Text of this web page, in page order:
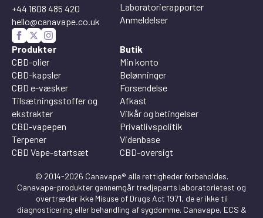
+44 1608 485 420
hello@canavape.co.uk
Laboratorierapporter
Anmeldelser
Produkter
CBD-olier
CBD-kapsler
CBD e-væsker
Tilsætningsstoffer og
ekstrakter
CBD-vapepen
Terpener
CBD Vape-startsæt
Butik
Min konto
Belønninger
Forsendelse
Afkast
Vilkår og betingelser
Privatlivspolitik
Videnbase
CBD-oversigt
© 2014-2026 Canavape® alle rettigheder forbeholdes.
Canavape-produkter gennemgår tredjeparts laboratorietest og
overtræder ikke Misuse of Drugs Act 1971, de er ikke til
diagnosticering eller behandling af sygdomme. Canavape, ECS &